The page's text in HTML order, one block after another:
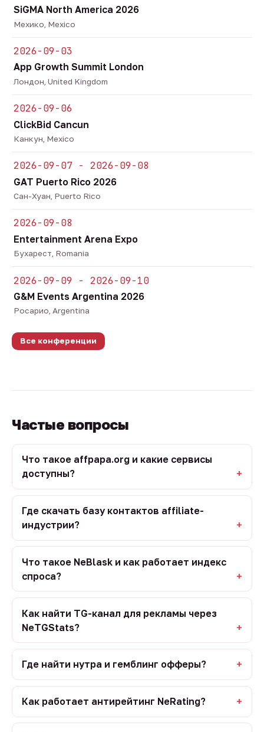
SiGMA North America 2026
Мехико, Mexico
2026-09-03
App Growth Summit London
Лондон, United Kingdom
2026-09-06
ClickBid Cancun
Канкун, Mexico
2026-09-07 - 2026-09-08
GAT Puerto Rico 2026
Сан-Хуан, Puerto Rico
2026-09-08
Entertainment Arena Expo
Бухарест, Romania
2026-09-09 - 2026-09-10
G&M Events Argentina 2026
Росарио, Argentina
Все конференции
Частые вопросы
Что такое affpapa.org и какие сервисы
доступны?
Где скачать базу контактов affiliate-
индустрии?
Что такое NeBlask и как работает индекс
спроса?
Как найти TG-канал для рекламы через
NeTGStats?
Где найти нутра и гемблинг офферы?
Как работает антирейтинг NeRating?